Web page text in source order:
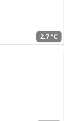
2,7 °C